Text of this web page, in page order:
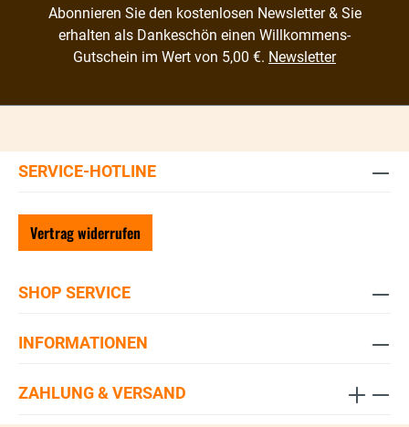
Abonnieren Sie den kostenlosen Newsletter & Sie
erhalten als Dankeschön einen Willkommens-
Gutschein im Wert von 5,00 €. Newsletter
SERVICE-HOTLINE
Vertrag widerrufen
SHOP SERVICE
INFORMATIONEN
ZAHLUNG & VERSAND